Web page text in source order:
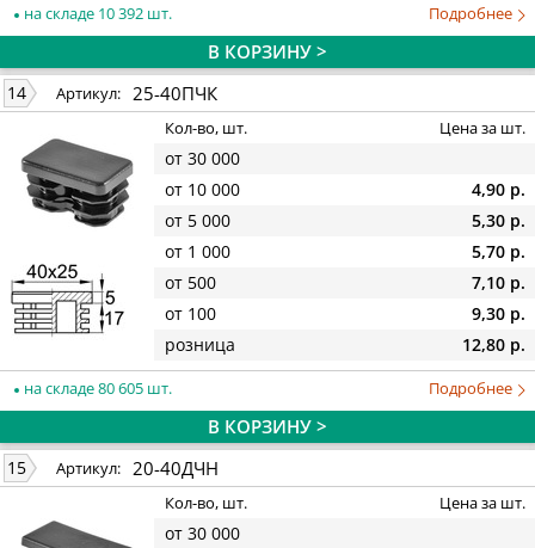
на складе 10 392 шт. Подробнее
В КОРЗИНУ >
14 Артикул: 25-40ПЧК
Кол-во, шт. Цена за шт.
от 30 000
от 10 000
4,90 р.
от 5 000
5,30 р.
от 1 000
5,70 р.
от 500
7,10 р.
от 100
9,30 р.
розница
12,80 р.
на складе 80 605 шт. Подробнее
В КОРЗИНУ >
15 Артикул: 20-40ДЧН
Кол-во, шт. Цена за шт.
от 30 000